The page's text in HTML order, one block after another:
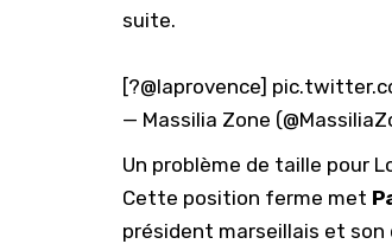
suite.
[?@laprovence]
— Massilia Zone
Un problème de taille pour
Cette position ferme met
président marseillais et